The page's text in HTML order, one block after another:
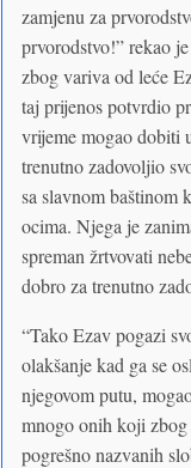
zamjenu za
prvorodstvo!” rekao
zbog variva od leće
taj prijenos potvrdio
vrijeme mogao dobiti
trenutno zadovoljio
sa slavnom baštinom
ocima. Njega je
spreman žrtvovati
dobro za trenutno
“Tako Ezav pogazi
olakšanje kad ga se
njegovom putu,
mnogo onih koji
pogrešno nazvanih